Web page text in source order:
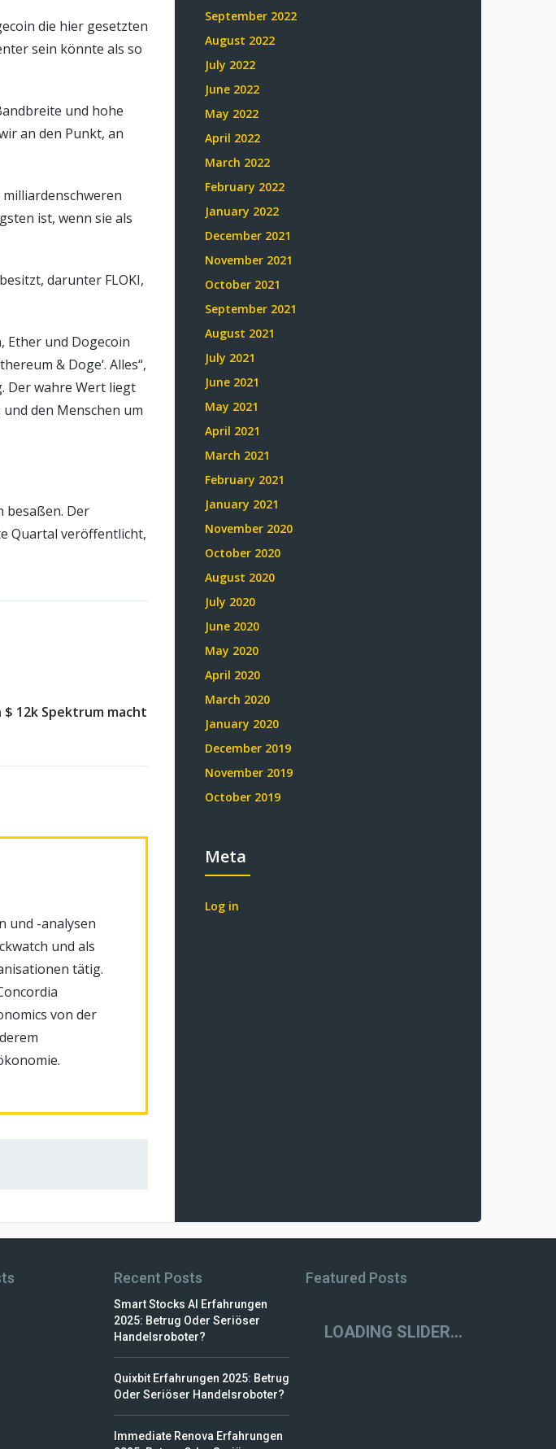
die hier gesetzten
sein könnte als so
und hohe
an den Punkt, an
ist, wenn sie als
darunter FLOKI,
Ether und Dogecoin
& Doge‘. Alles“,
Der wahre Wert liegt
den Menschen um
besaßen. Der
Quartal veröffentlicht,
12k Spektrum macht
und -analysen
und als
tätig.
von der
September 2022
August 2022
July 2022
June 2022
May 2022
April 2022
March 2022
February 2022
January 2022
December 2021
November 2021
October 2021
September 2021
August 2021
July 2021
June 2021
May 2021
April 2021
March 2021
February 2021
January 2021
November 2020
October 2020
August 2020
July 2020
June 2020
May 2020
April 2020
March 2020
January 2020
December 2019
November 2019
October 2019
Meta
Log in
Recent Posts
Smart Stocks AI Erfahrungen
2025: Betrug Oder Seriöser
Handelsroboter?
Quixbit Erfahrungen 2025: Betrug
Oder Seriöser Handelsroboter?
Immediate Renova Erfahrungen
Featured Posts